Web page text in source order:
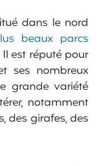
dans le nord
beaux parcs
Il est réputé pour
ses nombreux
grande variété
notamment
des girafes, des